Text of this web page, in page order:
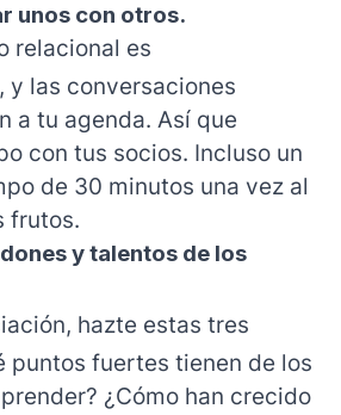
unos con otros.
relacional es
y las conversaciones
a tu agenda. Así que
con tus socios. Incluso un
de 30 minutos una vez al
frutos.
y talentos de los
hazte estas tres
puntos fuertes tienen de los
¿Cómo han crecido